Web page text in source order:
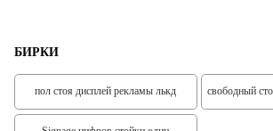
БИРКИ
пол стоя дисплей рекламы лькд свободный